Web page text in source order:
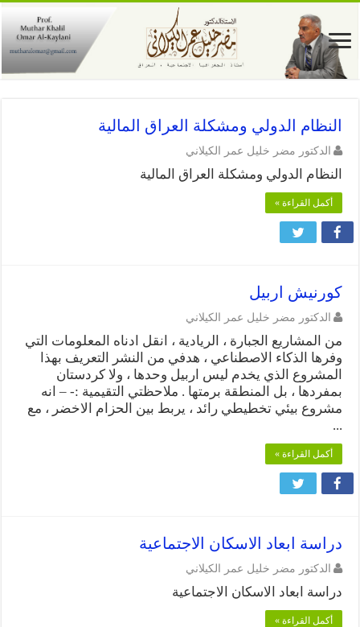
النظام الدولي ومشكلة العراق المالية
الدكتور مضر خليل عمر الكيلاني
النظام الدولي ومشكلة العراق المالية
أكمل القراءة »
كورنيش اربيل
الدكتور مضر خليل عمر الكيلاني
من المشاريع الجبارة ، الريادية ، انقل ادناه المعلومات التي
وفرها الذكاء الاصطناعي ، هدفي من النشر التعريف بهذا
المشروع الذي يخدم ليس اربيل وحدها ، ولا كردستان
بمفردها ، بل المنطقة برمتها . ملاحظتي التقيمية :- – انه
مشروع بيئي تخطيطي رائد ، يربط بين الحزام الاخضر ، مع
...
أكمل القراءة »
دراسة ابعاد الاسكان الاجتماعية
الدكتور مضر خليل عمر الكيلاني
دراسة ابعاد الاسكان الاجتماعية
أكمل القراءة »